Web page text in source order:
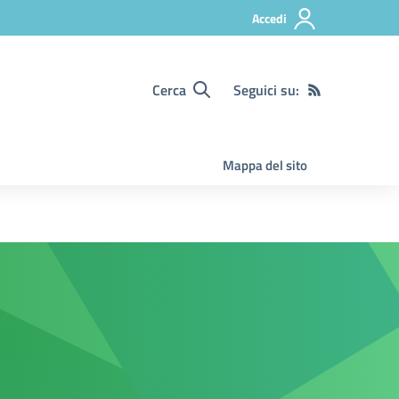
Accedi
Cerca Seguici su:
Mappa del sito